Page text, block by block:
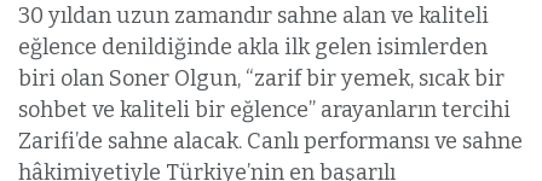
30 yıldan uzun zamandır sahne alan ve kaliteli
eğlence denildiğinde akla ilk gelen isimlerden
biri olan Soner Olgun, “zarif bir yemek, sıcak bir
sohbet ve kaliteli bir eğlence” arayanların tercihi
Zarifi’de sahne alacak. Canlı performansı ve sahne
hâkimiyetiyle Türkiye’nin en başarılı